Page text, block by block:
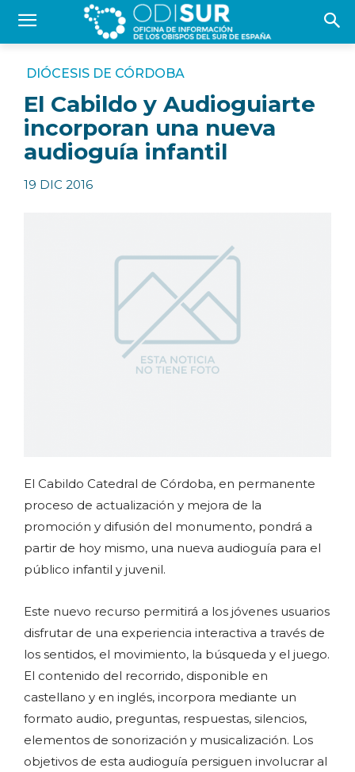
DIÓCESIS DE CÓRDOBA
El Cabildo y Audioguiarte
incorporan una nueva
audioguía infantil
19 DIC 2016
El Cabildo Catedral de Córdoba, en permanente
proceso de actualización y mejora de la
promoción y difusión del monumento, pondrá a
partir de hoy mismo, una nueva audioguía para el
público infantil y juvenil.
Este nuevo recurso permitirá a los jóvenes usuarios
disfrutar de una experiencia interactiva a través de
los sentidos, el movimiento, la búsqueda y el juego.
El contenido del recorrido, disponible en
castellano y en inglés, incorpora mediante un
formato audio, preguntas, respuestas, silencios,
elementos de sonorización y musicalización. Los
objetivos de esta audioguía persiguen involucrar al